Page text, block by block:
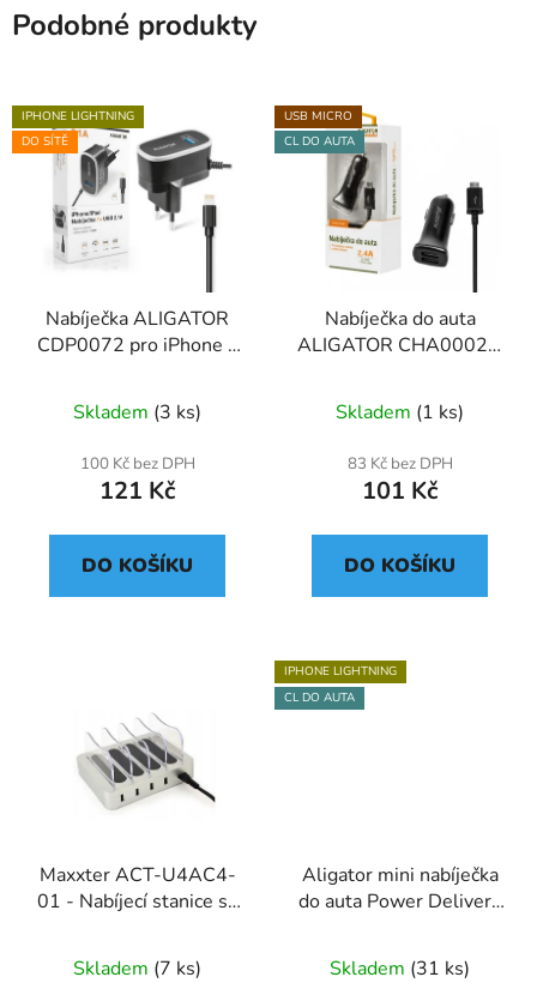
Podobné produkty
IPHONE LIGHTNING
DO SÍTĚ
Nabíječka ALIGATOR
CDP0072 pro iPhone s
černá
Skladem (3 ks)
100 Kč bez DPH
121 Kč
DO KOŠÍKU
USB MICRO
CL DO AUTA
Nabíječka do auta
ALIGATOR CHA0002 s
2xUSB výstupem 2,4A,
Turbo charge, černá
Skladem (1 ks)
83 Kč bez DPH
101 Kč
DO KOŠÍKU
Maxxter ACT-U4AC4-
01 - Nabíjecí stanice se
Skladem (7 ks)
IPHONE LIGHTNING
CL DO AUTA
Aligator mini nabíječka
do auta Power Delivery
A,USB-C kabel pro
iPhone/iPad CHPD0008
Skladem (31 ks)